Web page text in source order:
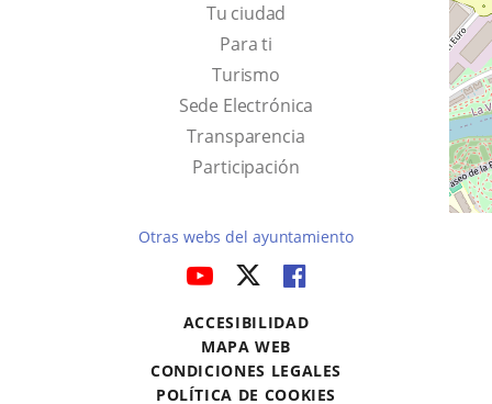
Tu ciudad
Para ti
TurismoEste
enlace
se
abrirá
una
nueva.
Sede Electrónica
externa.
Transparencia
Participación
Otras webs del ayuntamiento
ENLACE
UNA
APLICACIÓN
EXTERNA.
ENLACE
UNA
APLICACIÓN
EXTERNA.
ENLACE
UNA
EXTERNA.
ACCESIBILIDAD
MAPA WEB
CONDICIONES LEGALES
POLÍTICA DE COOKIES